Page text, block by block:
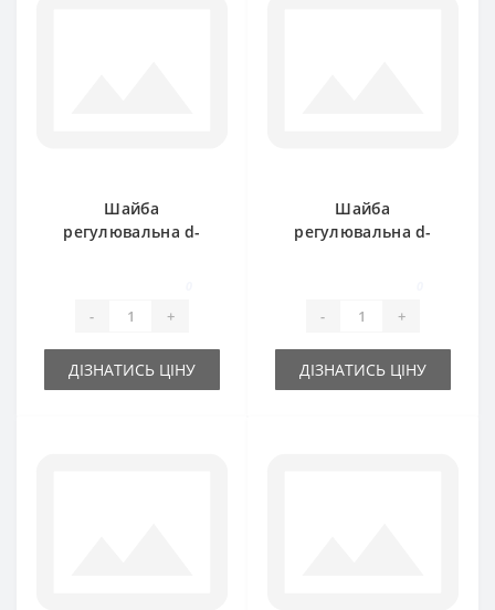
Шайба
регулювальна d-
- +
ДІЗНАТИСЬ ЦІНУ
Шайба
регулювальна d-
- +
ДІЗНАТИСЬ ЦІНУ